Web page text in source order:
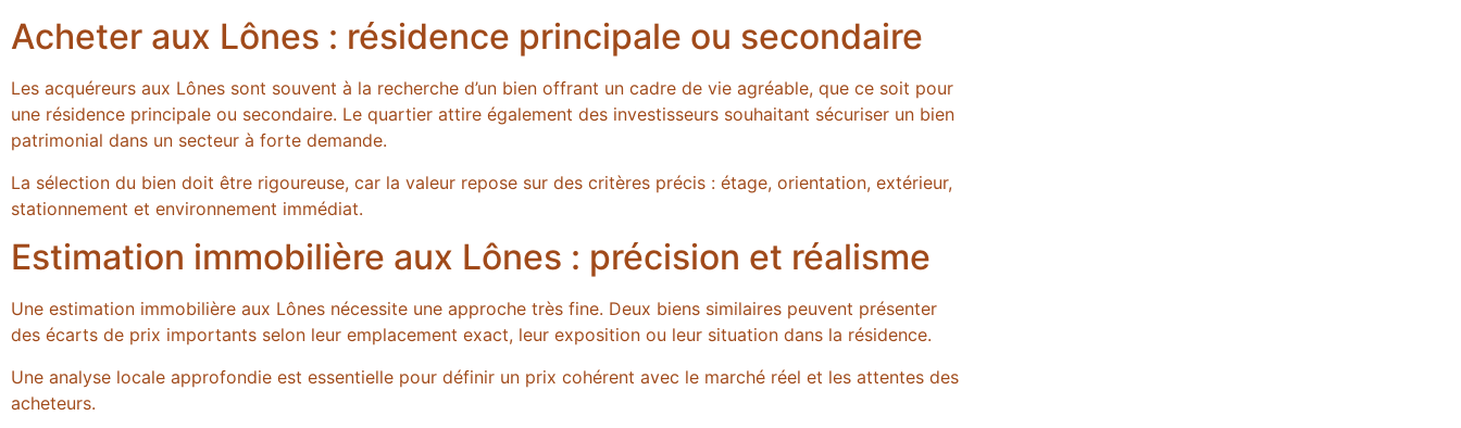
Acheter aux Lônes : résidence principale ou secondaire
Les acquéreurs aux Lônes sont souvent à la recherche d’un bien offrant un cadre de vie agréable, que ce soit pour
une résidence principale ou secondaire. Le quartier attire également des investisseurs souhaitant sécuriser un bien
patrimonial dans un secteur à forte demande.
La sélection du bien doit être rigoureuse, car la valeur repose sur des critères précis : étage, orientation, extérieur,
stationnement et environnement immédiat.
Estimation immobilière aux Lônes : précision et réalisme
Une estimation immobilière aux Lônes nécessite une approche très fine. Deux biens similaires peuvent présenter
des écarts de prix importants selon leur emplacement exact, leur exposition ou leur situation dans la résidence.
Une analyse locale approfondie est essentielle pour définir un prix cohérent avec le marché réel et les attentes des
acheteurs.